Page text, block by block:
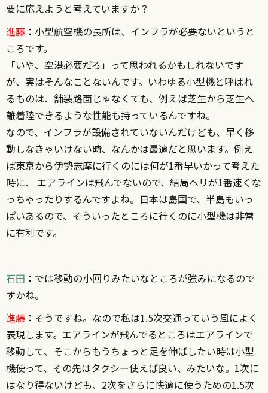
要に応えようと考えていますか？
進藤 ： 小型航空機の長所は、インフラが必要ないというと
ころです。
「いや、空港必要だろ」って思われるかもしれないです
が、実はそんなことないんです。いわゆる小型機と呼ばれ
るものは、舗装路面じゃなくても、例えば芝生から芝生へ
離着陸できるような性能も持っているんですね。
なので、インフラが設備されていないんだけども、早く移
動しなきゃいけない時、なんかは最適だと思います。例え
ば東京から伊勢志摩に行くのには何が1番早いかって考えた
時に、 エアラインは飛んでないので、結局ヘリが1番速くな
っちゃったりするんですよね。日本は島国で、半島もいっ
ぱいあるので、そういったところに行くのに小型機は非常
に有利です。
石田 ： では移動の小回りみたいなところが強みになるので
すかね。
進藤 ： そうですね。なので私は1.5次交通っていう風によく
表現します。エアラインが飛んでるところはエアラインで
移動して、そこからもうちょっと足を伸ばしたい時は小型
機使って、その先はタクシー使えば良い、みたいな。1次に
はなり得ないけども、2次をさらに快適に使うための1.5次